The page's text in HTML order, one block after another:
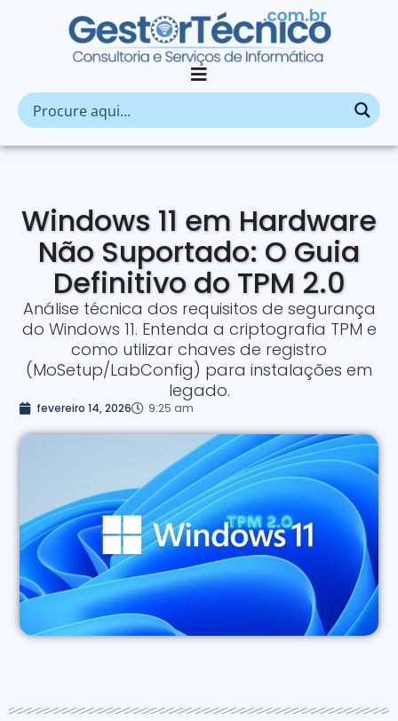
Windows 11 em Hardware
Não Suportado: O Guia
Definitivo do TPM 2.0
Análise técnica dos requisitos de segurança
do Windows 11. Entenda a criptografia TPM e
como utilizar chaves de registro
(MoSetup/LabConfig) para instalações em
legado.
fevereiro 14, 2026 9:25 am